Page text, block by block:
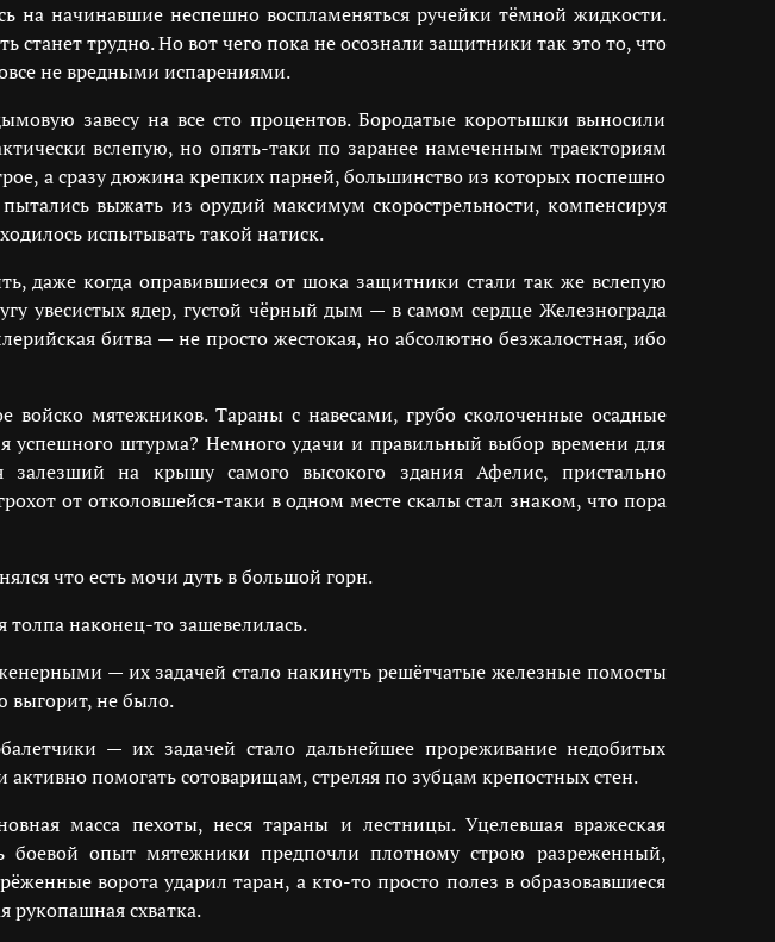
на начинавшие неспешно воспламеняться ручейки тёмной жидкости.
трудно. Но вот чего пока не осознали защитники так это то, что
не вредными испарениями.
завесу на все сто процентов. Бородатые коротышки выносили
вслепую, но опять-таки по заранее намеченным траекториям
а сразу дюжина крепких парней, большинство из которых поспешно
выжать из орудий максимум скорострельности, компенсируя
испытывать такой натиск.
даже когда оправившиеся от шока защитники стали так же вслепую
увесистых ядер, густой чёрный дым — в самом сердце Железнограда
битва — не просто жестокая, но абсолютно безжалостная, ибо
войско мятежников. Тараны с навесами, грубо сколоченные осадные
штурма? Немного удачи и правильный выбор времени для
залезший на крышу самого высокого здания Афелис, пристально
от отколовшейся-таки в одном месте скалы стал знаком, что пора
что есть мочи дуть в большой горн.
наконец-то зашевелилась.
— их задачей стало накинуть решётчатые железные помосты
выгорит, не было.
— их задачей стало дальнейшее прореживание недобитых
помогать сотоварищам, стреляя по зубцам крепостных стен.
масса пехоты, неся тараны и лестницы. Уцелевшая вражеская
боевой опыт мятежники предпочли плотному строю разреженный,
ворота ударил таран, а кто-то просто полез в образовавшиеся
рукопашная схватка.